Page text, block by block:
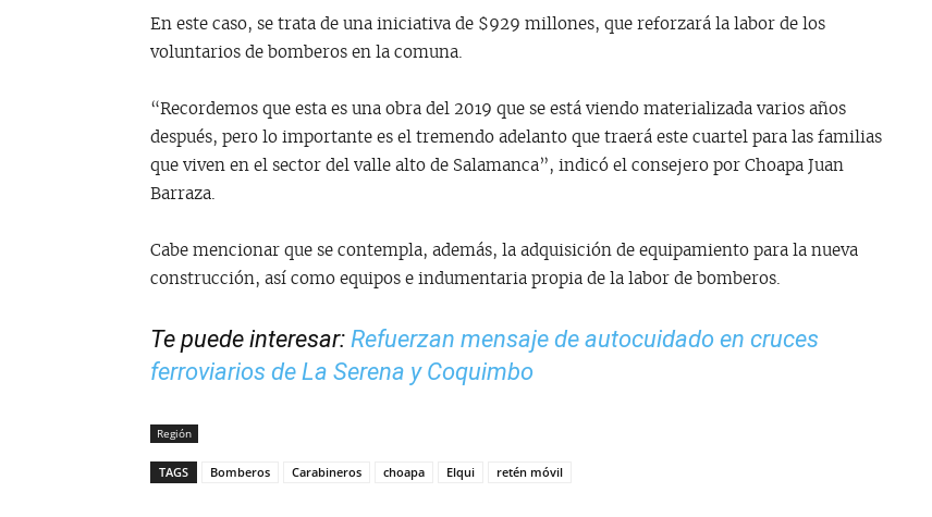
En este caso, se trata de una iniciativa de $929 millones, que reforzará la labor de los
voluntarios de bomberos en la comuna.
“Recordemos que esta es una obra del 2019 que se está viendo materializada varios años
después, pero lo importante es el tremendo adelanto que traerá este cuartel para las familias
que viven en el sector del valle alto de Salamanca”, indicó el consejero por Choapa Juan
Barraza.
Cabe mencionar que se contempla, además, la adquisición de equipamiento para la nueva
construcción, así como equipos e indumentaria propia de la labor de bomberos.
Te puede interesar: Refuerzan mensaje de autocuidado en cruces
ferroviarios de La Serena y Coquimbo
Región
TAGS Bomberos Carabineros choapa Elqui retén móvil